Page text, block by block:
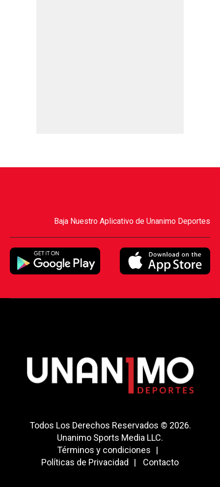
Baja Nuestro Aplicativo de Unanimo Deportes
Todos Los Derechos Reservados © 2026.
Unanimo Sports Media LLC.
Términos y condiciones
Políticas de Privacidad
Contacto